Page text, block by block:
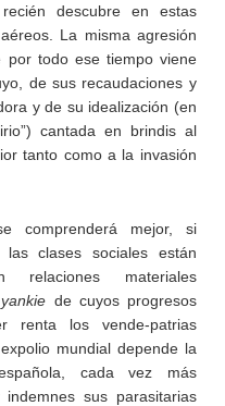
descubre en estas
La misma agresión
todo ese tiempo viene
de sus recaudaciones y
y de su idealización (en
cantada en brindis al
tanto como a la invasión
comprenderá mejor, si
clases sociales están
relaciones materiales
yankie de cuyos progresos
renta los vende-patrias
mundial depende la
cada vez más
sus parasitarias